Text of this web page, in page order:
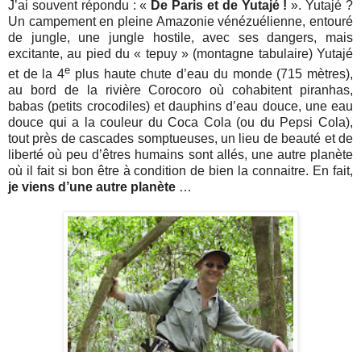
J’ai souvent répondu : « De Paris et de Yutajé ! ». Yutajé ?
Un campement en pleine Amazonie vénézuélienne, entouré
de jungle, une jungle hostile, avec ses dangers, mais
excitante, au pied du « tepuy » (montagne tabulaire) Yutajé
et de la 4e plus haute chute d’eau du monde (715 mètres),
au bord de la rivière Corocoro où cohabitent piranhas,
babas (petits crocodiles) et dauphins d’eau douce, une eau
douce qui a la couleur du Coca Cola (ou du Pepsi Cola),
tout près de cascades somptueuses, un lieu de beauté et de
liberté où peu d’êtres humains sont allés, une autre planète
où il fait si bon être à condition de bien la connaitre. En fait,
je viens d’une autre planète …